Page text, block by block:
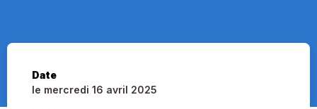
Date
le mercredi 16 avril 2025